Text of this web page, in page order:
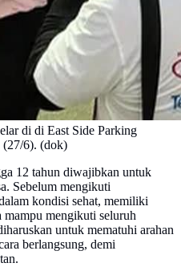
di di East Side Parking
(27/6). (dok)
12 tahun diwajibkan untuk
Sebelum mengikuti
kondisi sehat, memiliki
mampu mengikuti seluruh
untuk mematuhi arahan
berlangsung, demi